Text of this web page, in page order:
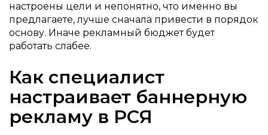
настроены цели и непонятно, что именно вы
предлагаете, лучше сначала привести в порядок
основу. Иначе рекламный бюджет будет
работать слабее.
Как специалист
настраивает баннерную
рекламу в РСЯ